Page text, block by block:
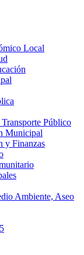
Local
Público
Municipal
y Finanzas
Ambiente, Aseo